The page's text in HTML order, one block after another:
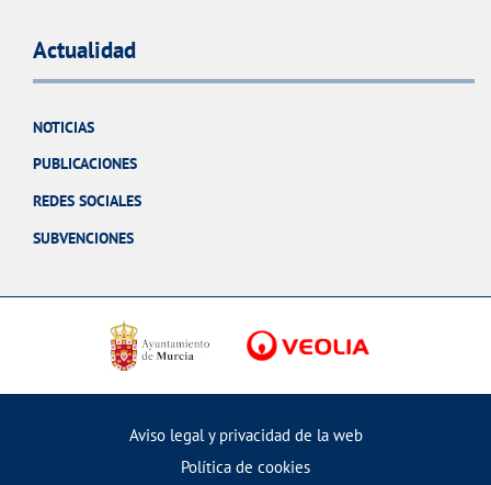
Actualidad
NOTICIAS
PUBLICACIONES
REDES SOCIALES
SUBVENCIONES
Aviso legal y privacidad de la web
Política de cookies